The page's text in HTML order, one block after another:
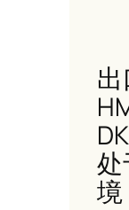
出
境